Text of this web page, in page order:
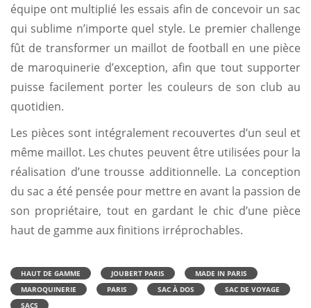
équipe ont multiplié les essais afin de concevoir un sac
qui sublime n’importe quel style. Le premier challenge
fût de transformer un maillot de football en une pièce
de maroquinerie d’exception, afin que tout supporter
puisse facilement porter les couleurs de son club au
quotidien.
Les pièces sont intégralement recouvertes d’un seul et
même maillot. Les chutes peuvent être utilisées pour la
réalisation d’une trousse additionnelle. La conception
du sac a été pensée pour mettre en avant la passion de
son propriétaire, tout en gardant le chic d’une pièce
haut de gamme aux finitions irréprochables.
HAUT DE GAMME JOUBERT PARIS
MADE IN PARIS
MAROQUINERIE
PARIS SAC À DOS
SAC DE VOYAGE
SACS